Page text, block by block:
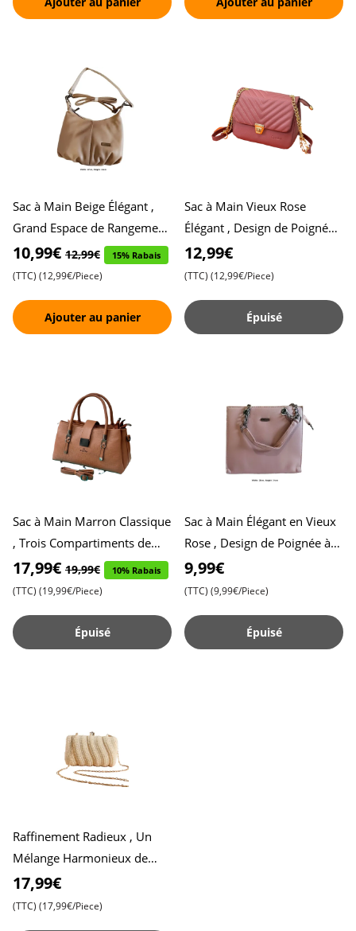
Sac à Main Beige Élégant ,
Grand Espace de Rangement
avec Deux Fermetures Éclair
, Parfaite Alliance
10,99€ 12,99€ 15% Rabais
(TTC) (12,99€/Piece)
Ajouter au panier
Sac à Main Vieux Rose
Élégant , Design de Poignée
en Chaîne Stylée , Grande
Capacité de Rangement po
12,99€
(TTC) (12,99€/Piece)
Épuisé
Sac à Main Marron Classique
, Trois Compartiments de
Rangement à Fermeture
Éclair , Idéal pour les F
17,99€ 19,99€ 10% Rabais
(TTC) (19,99€/Piece)
Épuisé
Sac à Main Élégant en Vieux
Rose , Design de Poignée à
Chaîne Stylée , Parfaite
Alliance de Charme V
9,99€
(TTC) (9,99€/Piece)
Épuisé
Raffinement Radieux , Un
Mélange Harmonieux de
Broderies de Perles dans un
Design de Pochette Exclus
17,99€
(TTC) (17,99€/Piece)